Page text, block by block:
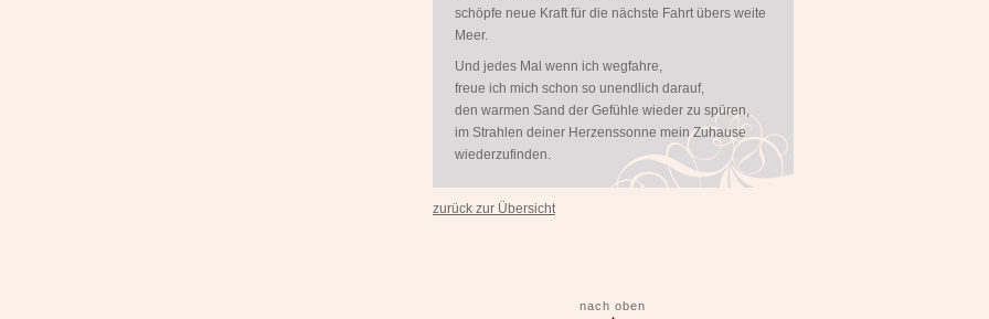
schöpfe neue Kraft für die nächste Fahrt übers weite
Meer.
Und jedes Mal wenn ich wegfahre,
freue ich mich schon so unendlich darauf,
den warmen Sand der Gefühle wieder zu spüren,
im Strahlen deiner Herzenssonne mein Zuhause
wiederzufinden.
zurück zur Übersicht
nach oben